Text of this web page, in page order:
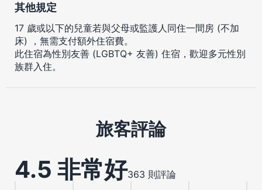
其他規定
17 歲或以下的兒童若與父母或監護人同住一間房 (不加
床) ，無需支付額外住宿費。
此住宿為性別友善 (LGBTQ+ 友善) 住宿，歡迎多元性別
族群入住。
旅客評論
4.5 非常好363 則評論